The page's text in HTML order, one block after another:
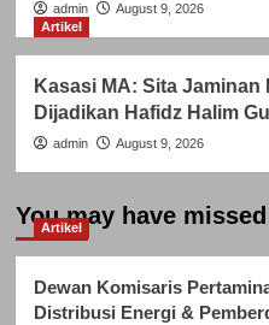
admin
August 9, 2026
Artikel
Kasasi MA: Sita Jaminan
Dijadikan Hafidz Halim
admin August 9, 2026
You may have missed
Artikel
Dewan Komisaris
Distribusi Energi &